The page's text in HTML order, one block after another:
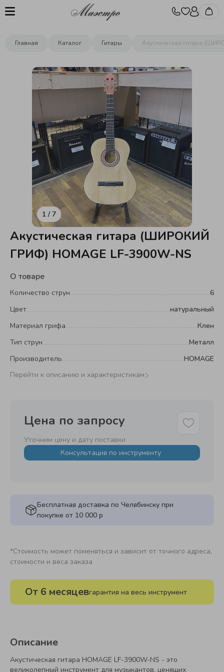
Главная Каталог Гитары Акустическая гитара
Акустическая гитара (ШИРОКИЙ
ГРИФ) HOMAGE LF-3900W-NS
О товаре
Количество струн
6
Цвет
натуральный
Материал грифа
Клен
Тип струн
Металл
Производитель
HOMAGE
Перейти к описанию и характеристикам
Цена по запросу
Уточним цену и дату поставки
Консультация по инструменту
Бесплатная доставка по Челябинску при
покупке от 10 000 р
*Стоимость может поменяться и зависит от точного адреса,
стоимости и веса заказа
От 6 месяцевгарантия на весь инструмент
Описание
Акустическая гитара HOMAGE LF-3900W-NS - это
великолепный инструмент для музыкантов, ценящих